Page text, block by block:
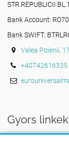
STR.REPUBLICII
Bank Account:
Bank SWIFT:
Valea Poienii,
+40742616335
Gyors linkek